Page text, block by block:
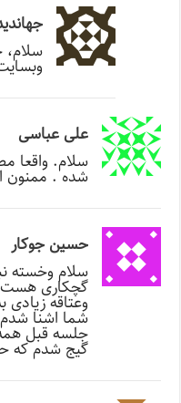
علی عباسی
سلام. واقعا
شده . ممنون
حسین جوکار
سلام وخسته
گچکاری هست
وعتاقه زیادی
شما اشنا
جلسه قبل
گیج شدم که